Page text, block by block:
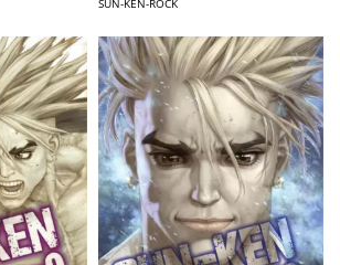
SUN-KEN-ROCK